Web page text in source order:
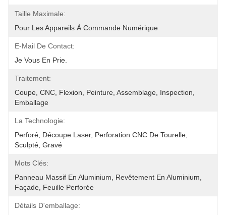
Taille Maximale:
Pour Les Appareils À Commande Numérique
E-Mail De Contact:
Je Vous En Prie.
Traitement:
Coupe, CNC, Flexion, Peinture, Assemblage, Inspection,
Emballage
La Technologie:
Perforé, Découpe Laser, Perforation CNC De Tourelle,
Sculpté, Gravé
Mots Clés:
Panneau Massif En Aluminium, Revêtement En Aluminium,
Façade, Feuille Perforée
Détails D'emballage: